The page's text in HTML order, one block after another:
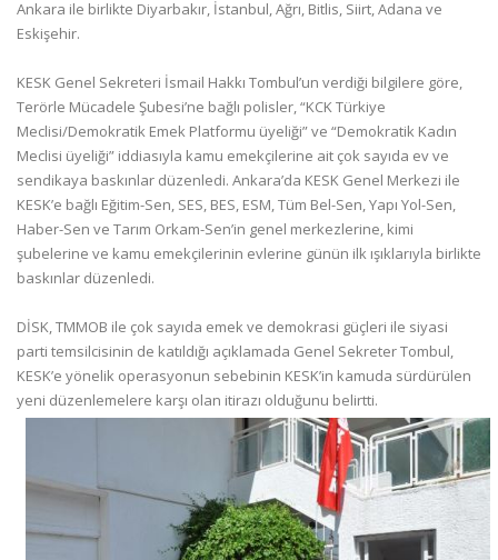
Ankara ile birlikte Diyarbakır, İstanbul, Ağrı, Bitlis, Siirt, Adana ve
Eskişehir.
KESK Genel Sekreteri İsmail Hakkı Tombul’un verdiği bilgilere göre,
Terörle Mücadele Şubesi’ne bağlı polisler, “KCK Türkiye
Meclisi/Demokratik Emek Platformu üyeliği” ve “Demokratik Kadın
Meclisi üyeliği” iddiasıyla kamu emekçilerine ait çok sayıda ev ve
sendikaya baskınlar düzenledi. Ankara’da KESK Genel Merkezi ile
KESK’e bağlı Eğitim-Sen, SES, BES, ESM, Tüm Bel-Sen, Yapı Yol-Sen,
Haber-Sen ve Tarım Orkam-Sen’in genel merkezlerine, kimi
şubelerine ve kamu emekçilerinin evlerine günün ilk ışıklarıyla birlikte
baskınlar düzenledi.
DİSK, TMMOB ile çok sayıda emek ve demokrasi güçleri ile siyasi
parti temsilcisinin de katıldığı açıklamada Genel Sekreter Tombul,
KESK’e yönelik operasyonun sebebinin KESK’in kamuda sürdürülen
yeni düzenlemelere karşı olan itirazı olduğunu belirtti.